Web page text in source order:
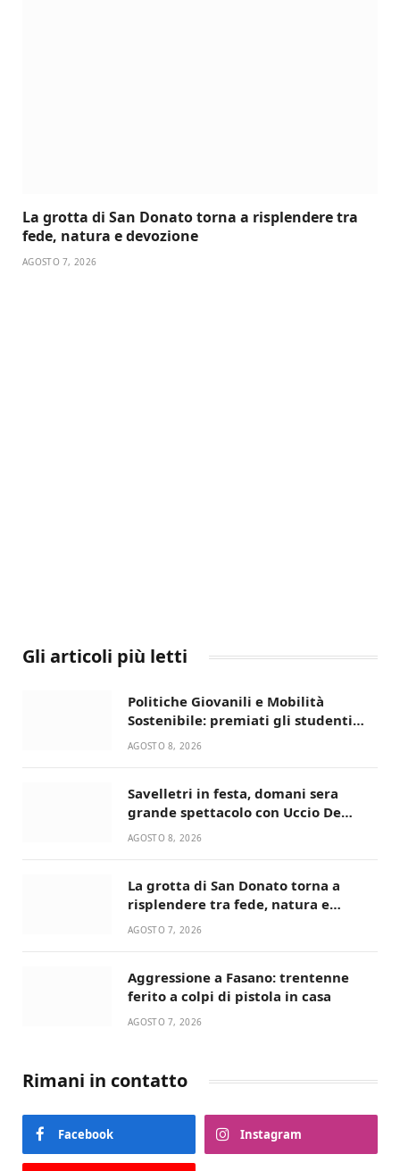
La grotta di San Donato torna a risplendere tra
fede, natura e devozione
AGOSTO 7, 2026
Gli articoli più letti
Politiche Giovanili e Mobilità
Sostenibile: premiati gli studenti
universitari del bando “La strada
AGOSTO 8, 2026
Savelletri in festa, domani sera
grande spettacolo con Uccio De
Santis
AGOSTO 8, 2026
La grotta di San Donato torna a
risplendere tra fede, natura e
devozione
AGOSTO 7, 2026
Aggressione a Fasano: trentenne
ferito a colpi di pistola in casa
AGOSTO 7, 2026
Rimani in contatto
Facebook Instagram